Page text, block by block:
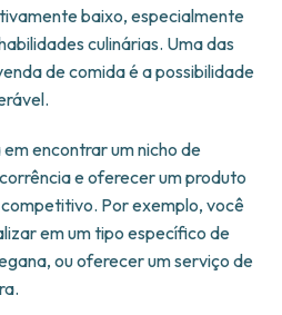
baixo, especialmente
culinárias. Uma das
de comida é a possibilidade
encontrar um nicho de
e oferecer um produto
Por exemplo, você
em um tipo específico de
ou oferecer um serviço de